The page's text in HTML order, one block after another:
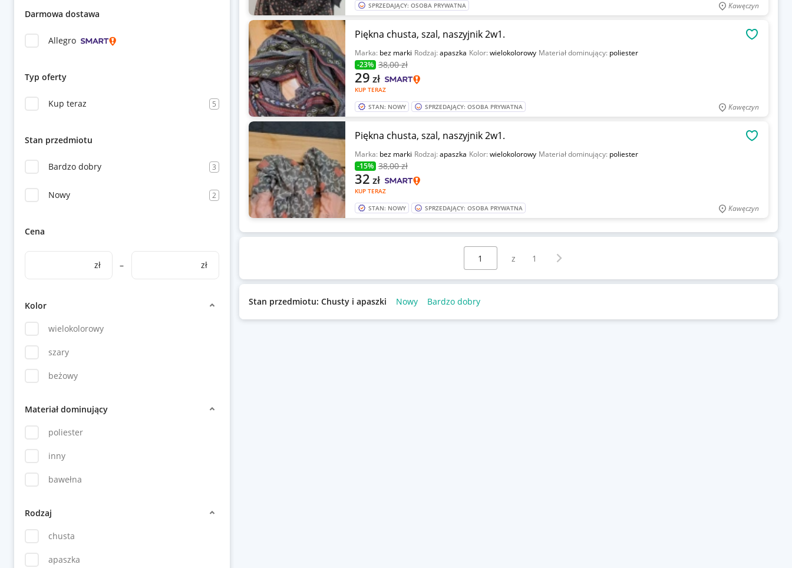
Darmowa dostawa
Allegro
Typ oferty
Kup teraz 5
Stan przedmiotu
Bardzo dobry 3
Nowy 2
Cena
zł – zł
Kolor
wielokolorowy
szary
beżowy
Materiał dominujący
poliester
inny
bawełna
Rodzaj
chusta
apaszka
SPRZEDAJĄCY: OSOBA PRYWATNA Kawęczyn
Piękna chusta, szal, naszyjnik 2w1.
Marka: bez marki Rodzaj:apaszka Kolor:wielokolorowy Materiał dominujący: poliester
-23% 38,00 zł
KUP TERAZ
29 zł
STAN: NOWY SPRZEDAJĄCY: OSOBA PRYWATNA Kawęczyn
Piękna chusta, szal, naszyjnik 2w1.
Marka: bez marki Rodzaj:apaszka Kolor:wielokolorowy Materiał dominujący: poliester
-15% 38,00 zł
KUP TERAZ
32 zł
STAN: NOWY SPRZEDAJĄCY: OSOBA PRYWATNA Kawęczyn
Wybierz stronę:
z 1 Następna strona
Stan przedmiotu: Chusty i apaszki Nowy Bardzo dobry